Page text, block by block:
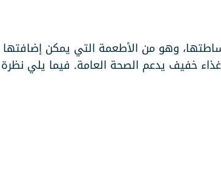
بساطتها، وهو من الأطعمة التي يمكن إضافتها
خفيف يدعم الصحة العامة. فيما يلي نظرة